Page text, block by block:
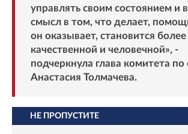
управлять своим состоянием и
смысл в том, что делает,
он оказывает, становится более
качественной и человечной», -
подчеркнула глава комитета
Анастасия Толмачева.
НЕ ПРОПУСТИТЕ